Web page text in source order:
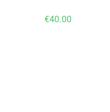
€40.00